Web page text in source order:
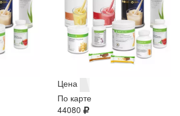
Цена
По карте
44080